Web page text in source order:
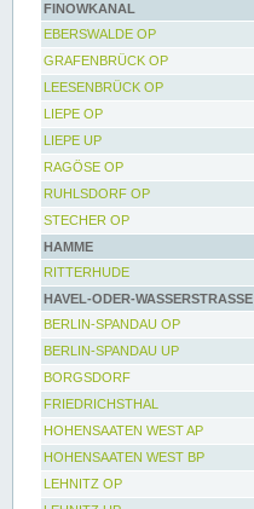
FINOWKANAL
EBERSWALDE OP
GRAFENBRÜCK OP
LEESENBRÜCK OP
LIEPE OP
LIEPE UP
RAGÖSE OP
RUHLSDORF OP
STECHER OP
HAMME
RITTERHUDE
HAVEL-ODER-WASSERSTRASSE
BERLIN-SPANDAU OP
BERLIN-SPANDAU UP
BORGSDORF
FRIEDRICHSTHAL
HOHENSAATEN WEST AP
HOHENSAATEN WEST BP
LEHNITZ OP